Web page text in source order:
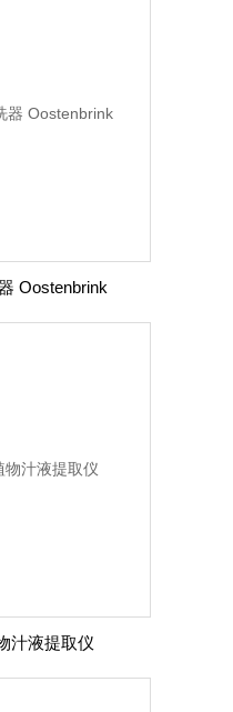
Oostenbrink
汁液提取仪